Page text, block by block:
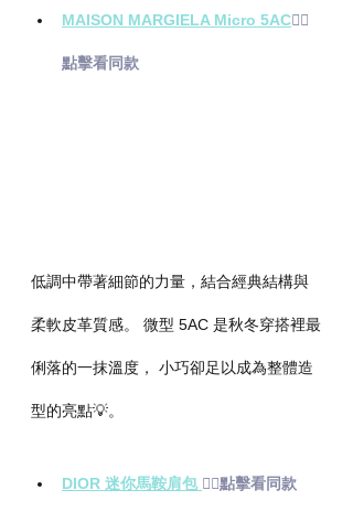
MAISON MARGIELA Micro 5AC👉🏻
點擊看同款
低調中帶著細節的力量，結合經典結構與
柔軟皮革質感。 微型 5AC 是秋冬穿搭裡最
俐落的一抹溫度， 小巧卻足以成為整體造
型的亮點💡。
DIOR 迷你馬鞍肩包 👉🏻點擊看同款